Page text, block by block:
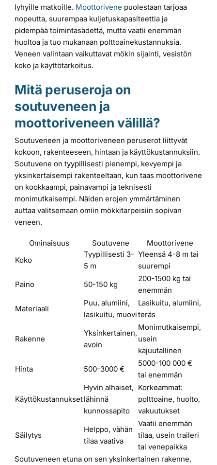
lyhyille matkoille. Moottorivene puolestaan tarjoaa
nopeutta, suurempaa kuljetuskapasiteettia ja
pidempää toimintasädettä, mutta vaatii enemmän
huoltoa ja tuo mukanaan polttoainekustannuksia.
Veneen valintaan vaikuttavat mökin sijainti, vesistön
koko ja käyttötarkoitus.
Mitä peruseroja on
soutuveneen ja
moottoriveneen välillä?
Soutuveneen ja moottoriveneen peruserot liittyvät
kokoon, rakenteeseen, hintaan ja käyttökustannuksiin.
Soutuvene on tyypillisesti pienempi, kevyempi ja
yksinkertaisempi rakenteeltaan, kun taas moottorivene
on kookkaampi, painavampi ja teknisesti
monimutkaisempi. Näiden erojen ymmärtäminen
auttaa valitsemaan omiin mökkitarpeisiin sopivan
veneen.
Ominaisuus Soutuvene
Moottorivene
Koko
Tyypillisesti 3-
5 m
Yleensä 4-8 m tai
suurempi
Paino
50-150 kg
200-1500 kg tai
enemmän
Materiaali
Puu, alumiini,
lasikuitu, muovi
Lasikuitu, alumiini,
teräs
Rakenne
Yksinkertainen,
avoin
Monimutkaisempi,
usein
kajuutallinen
Hinta
500-3000 €
5000-100 000 €
tai enemmän
Käyttökustannukset
Hyvin alhaiset,
lähinnä
kunnossapito
Korkeammat:
polttoaine, huolto,
vakuutukset
Säilytys
Helppo, vähän
tilaa vaativa
Vaatii enemmän
tilaa, usein traileri
tai venepaikka
Soutuveneen etuna on sen yksinkertainen rakenne,